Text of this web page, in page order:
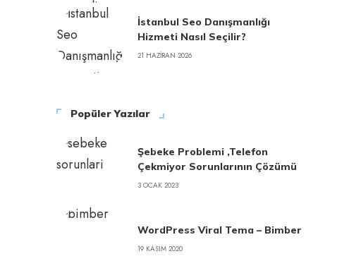
İstanbul Seo Danışmanlığı
Hizmeti Nasıl Seçilir?
21 HAZIRAN 2026
Popüler Yazılar
Şebeke Problemi ,Telefon
Çekmiyor Sorunlarının Çözümü
3 OCAK 2023
WordPress Viral Tema – Bimber
19 KASIM 2020